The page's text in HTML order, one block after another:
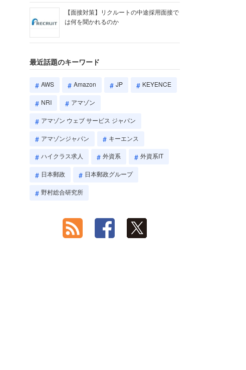
【面接対策】リクルートの中途採用面接で
は何を聞かれるのか
最近話題のキーワード
AWS Amazon JP KEYENCE
NRI アマゾン
アマゾン ウェブ サービス ジャパン
アマゾンジャパン キーエンス
ハイクラス求人 外資系 外資系IT
日本郵政 日本郵政グループ
野村総合研究所